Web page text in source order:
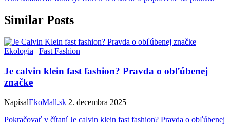
Similar Posts
Ekologia | Fast Fashion
Je calvin klein fast fashion? Pravda o obľúbenej
značke
NapísalEkoMall.sk 2. decembra 2025
Pokračovať v čítaníJe calvin klein fast fashion? Pravda o obľúbenej